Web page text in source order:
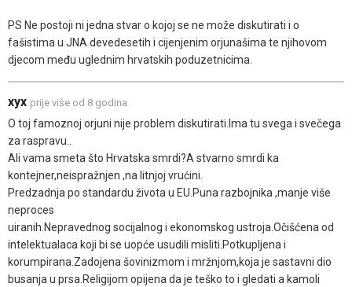
PS Ne postoji ni jedna stvar o kojoj se ne može diskutirati i o
fašistima u JNA devedesetih i cijenjenim orjunašima te njihovom
djecom među uglednim hrvatskih poduzetnicima.
xyx prije više od 8 godina
O toj famoznoj orjuni nije problem diskutirati.Ima tu svega i svečega
za raspravu..
Ali vama smeta što Hrvatska smrdi?A stvarno smrdi ka
kontejner,neispražnjen ,na litnjoj vrućini.
Predzadnja po standardu života u EU.Puna razbojnika ,manje više
neproces
uiranih.Nepravednog socijalnog i ekonomskog ustroja.Očišćena od
intelektualaca koji bi se uopće usudili misliti.Potkupljena i
korumpirana.Zadojena šovinizmom i mržnjom,koja je sastavni dio
busanja u prsa.Religijom opijena da je teško to i gledati a kamoli